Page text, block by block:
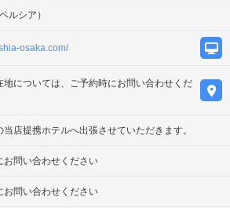
ルシア）
osaka.com/
地については、ご予約時にお問い合わせくだ
当店提携ホテルへ出張させていただきます。
お問い合わせください
お問い合わせください